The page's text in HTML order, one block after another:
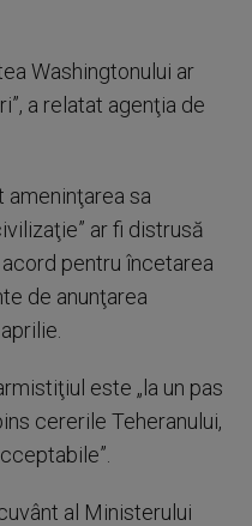
Washingtonului ar
a relatat agenţia de
ameninţarea sa
ar fi distrusă
pentru încetarea
de anunţarea
este „la un pas
cererile Teheranului,
al Ministerului